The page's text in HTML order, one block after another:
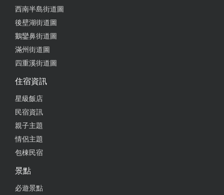
202510的4000元合菜。
每次過來墾丁，都會想回訪來吃的店家。。。 因為這
的～烤雞、東坡肉～ 真的是必點的料理。。。 每次
西南半島街道圖
後壁湖街道圖
鵝鑾鼻街道圖
滿州街道圖
四重溪街道圖
住宿資訊
星級飯店
民宿資訊
親子主題
情侶主題
包棟民宿
景點
必遊景點